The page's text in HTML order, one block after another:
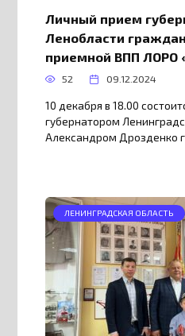
Личный прием
Ленобласти
приемной ВПП ЛОРО
52 09.12.2024
10 декабря в 18.00
губернатором
Александром Дрозденко
ЛЕНИНГРАДСКАЯ ОБЛАСТЬ